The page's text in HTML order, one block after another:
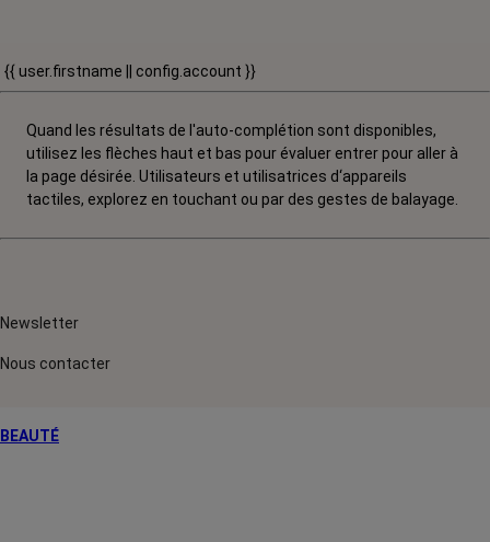
{{ user.firstname || config.account }}
Quand les résultats de l'auto-complétion sont disponibles,
utilisez les flèches haut et bas pour évaluer entrer pour aller à
la page désirée. Utilisateurs et utilisatrices d‘appareils
tactiles, explorez en touchant ou par des gestes de balayage.
Newsletter
Nous contacter
BEAUTÉ